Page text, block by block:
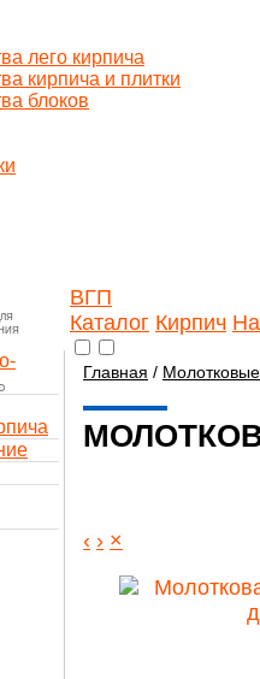
лего кирпича
кирпича и плитки
блоков
ВГП
Каталог Кирпич
Главная /
‹ › ×